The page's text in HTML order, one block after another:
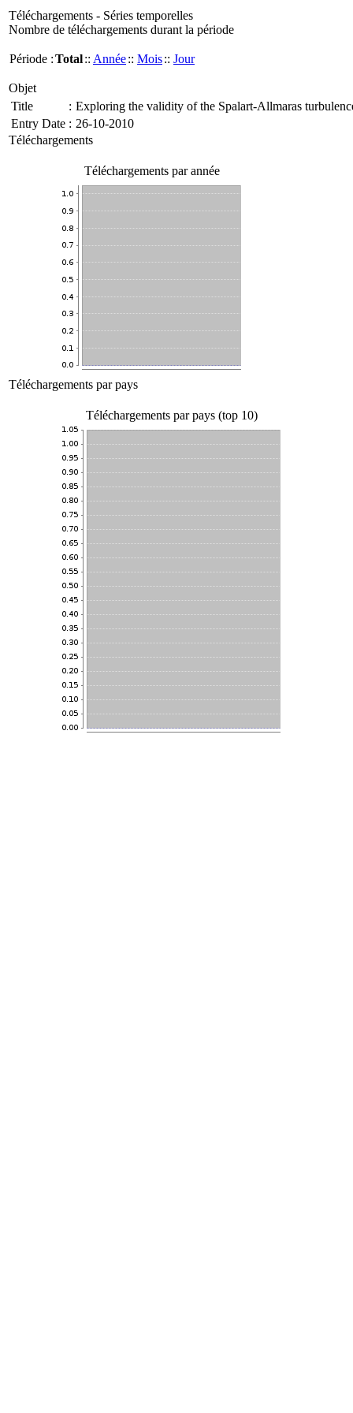
Téléchargements - Séries temporelles
Nombre de téléchargements durant la période
Période :Total:: Année:: Mois:: Jour
Objet
Title
: Exploring the validity of the Spalart-Allmaras
Entry Date : 26-10-2010
Téléchargements
Téléchargements par année
Téléchargements par pays
Téléchargements par pays (top 10)